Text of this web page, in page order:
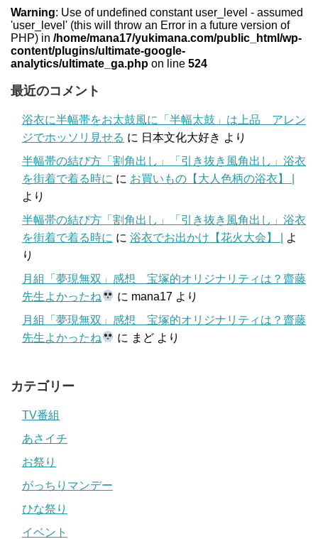
Warning: Use of undefined constant user_level - assumed
'user_level' (this will throw an Error in a future version of
PHP) in /home/mana17/yukimana.com/public_html/wp-
content/plugins/ultimate-google-
analytics/ultimate_ga.php on line 524
最近のコメント
浴衣に半幅帯をお太鼓風に「半幅太鼓」は上品 アレン
ジでホッソリ見せる に 日本文化大好き より
半幅帯の結び方「割角出し」「引き抜き風角出し」浴衣
を街着で着る時に に お買いもの【大人色柄の浴衣】 |
より
半幅帯の結び方「割角出し」「引き抜き風角出し」浴衣
を街着で着る時に に 浴衣でお出かけ【花火大会】 |
よ
り
月組「夢現無双」感想 宝塚的オリジナリティは？齋藤
先生よかったね
に mana17 より
月組「夢現無双」感想 宝塚的オリジナリティは？齋藤
先生よかったね
に まど より
カテゴリー
TV番組
あさイチ
お祭り
がっちりマンデー
ひな祭り
イベント